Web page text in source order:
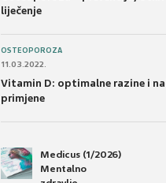
liječenje
OSTEOPOROZA
11.03.2022.
Vitamin D: optimalne razine i
primjene
Medicus (1/2026)
Mentalno